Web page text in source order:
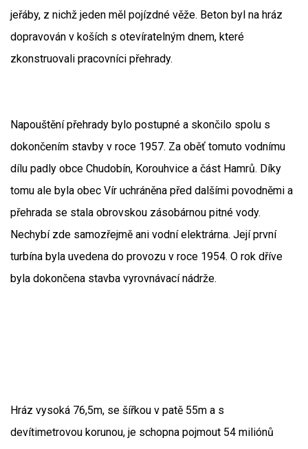
jeřáby, z nichž jeden měl pojízdné věže. Beton byl na hráz
dopravován v koších s otevíratelným dnem, které
zkonstruovali pracovníci přehrady.
Napouštění přehrady bylo postupné a skončilo spolu s
dokončením stavby v roce 1957. Za oběť tomuto vodnímu
dílu padly obce Chudobín, Korouhvice a část Hamrů. Díky
tomu ale byla obec Vír uchráněna před dalšími povodněmi a
přehrada se stala obrovskou zásobárnou pitné vody.
Nechybí zde samozřejmě ani vodní elektrárna. Její první
turbína byla uvedena do provozu v roce 1954. O rok dříve
byla dokončena stavba vyrovnávací nádrže.
Hráz vysoká 76,5m, se šířkou v patě 55m a s
devítimetrovou korunou, je schopna pojmout 54 miliónů